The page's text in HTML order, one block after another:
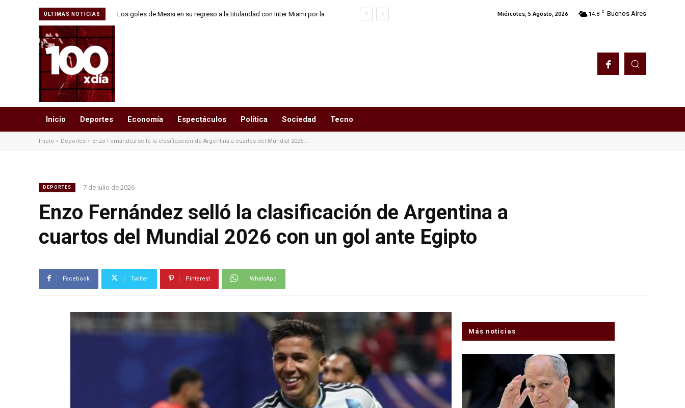
ÚLTIMAS NOTICIAS
Los goles de Messi en su regreso a la titularidad con Inter Miami por la
Miércoles, 5 Agosto, 2026 14.8 C Buenos Aires
Inicio Deportes Economía Espectáculos Política Sociedad Tecno
Inicio Deportes Enzo Fernández selló la clasificación de Argentina a cuartos del Mundial 2026...
DEPORTES 7 de julio de 2026
Enzo Fernández selló la clasificación de Argentina a
cuartos del Mundial 2026 con un gol ante Egipto
Facebook Twitter Pinterest WhatsApp
Más noticias